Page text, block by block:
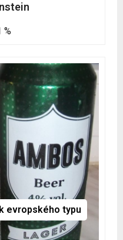
%
evropského typu